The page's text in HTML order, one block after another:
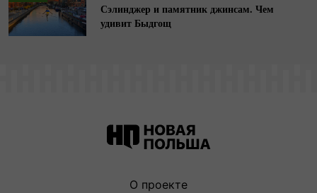
Сэлинджер и памятник джинсам. Чем
удивит Быдгощ
О проекте